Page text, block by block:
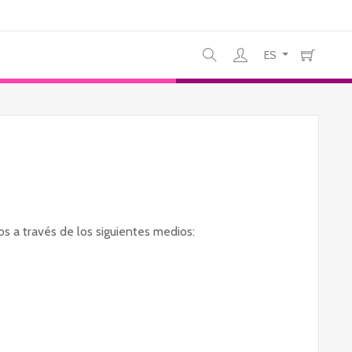
ES
a través de los siguientes medios: